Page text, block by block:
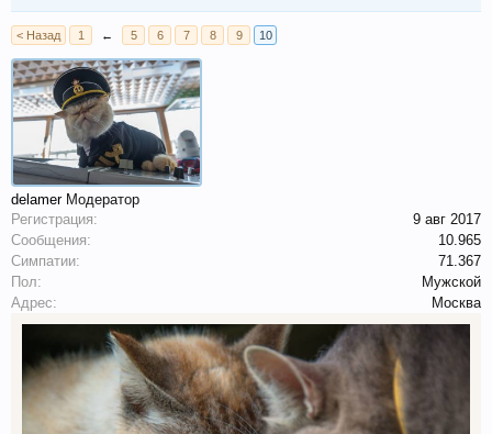
< Назад 1 ← 5 6 7 8 9 10
delamer Модератор
Регистрация:
9 авг 2017
Сообщения:
10.965
Симпатии:
71.367
Пол:
Мужской
Адрес:
Москва